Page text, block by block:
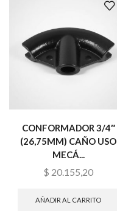
CONFORMADOR 3/4″
(26,75MM) CAÑO USO
MECÁ...
$ 20.155,20
AÑADIR AL CARRITO